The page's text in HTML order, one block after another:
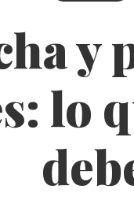
y
lo